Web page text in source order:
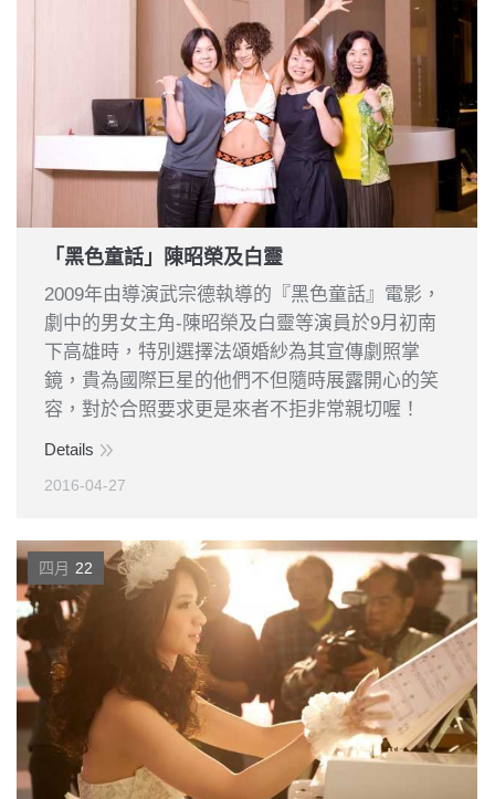
「黑色童話」陳昭榮及白靈
2009年由導演武宗德執導的『黑色童話』電影，
劇中的男女主角-陳昭榮及白靈等演員於9月初南
下高雄時，特別選擇法頌婚紗為其宣傳劇照掌
鏡，貴為國際巨星的他們不但隨時展露開心的笑
容，對於合照要求更是來者不拒非常親切喔！
Details
2016-04-27
四月 22